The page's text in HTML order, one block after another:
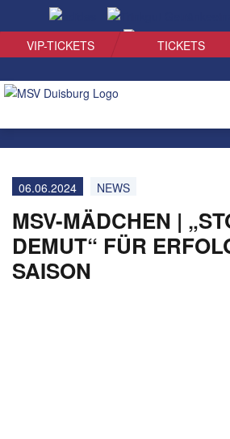
VIP-TICKETS TICKETS
06.06.2024 NEWS
MSV-MÄDCHEN |
DEMUT“ FÜR
SAISON